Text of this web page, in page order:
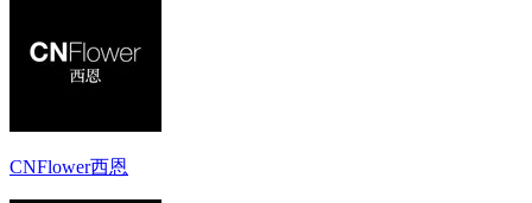
CNFlower西恩